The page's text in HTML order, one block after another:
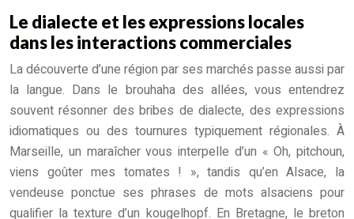
Le dialecte et les expressions locales
dans les interactions commerciales
La découverte d’une région par ses marchés passe aussi par
la langue. Dans le brouhaha des allées, vous entendrez
souvent résonner des bribes de dialecte, des expressions
idiomatiques ou des tournures typiquement régionales. À
Marseille, un maraîcher vous interpelle d’un « Oh, pitchoun,
viens goûter mes tomates ! », tandis qu’en Alsace, la
vendeuse ponctue ses phrases de mots alsaciens pour
qualifier la texture d’un kougelhopf. En Bretagne, le breton